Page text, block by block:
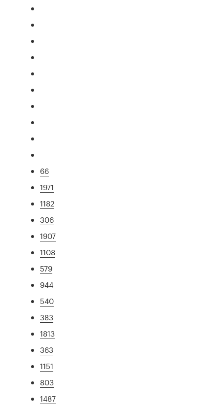
66
1971
1182
306
1907
1108
579
944
540
383
1813
363
1151
803
1487